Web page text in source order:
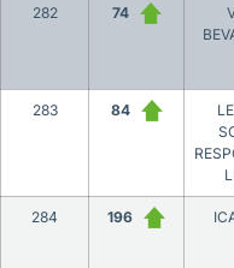
282 74
283 84
284 196